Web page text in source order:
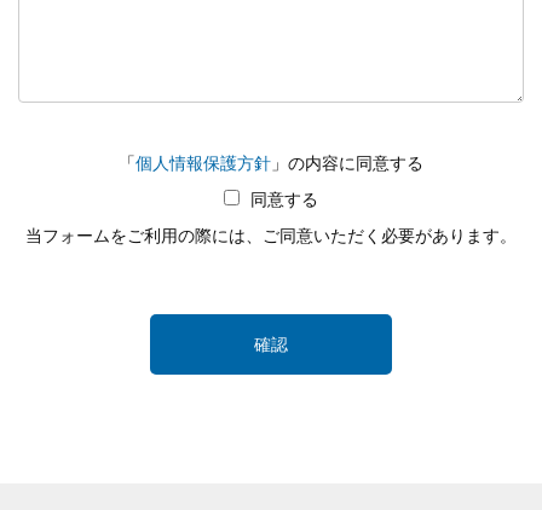
「個人情報保護方針 」の内容に同意する
同意する
当フォームをご利用の際には、ご同意いただく必要があります。
確認